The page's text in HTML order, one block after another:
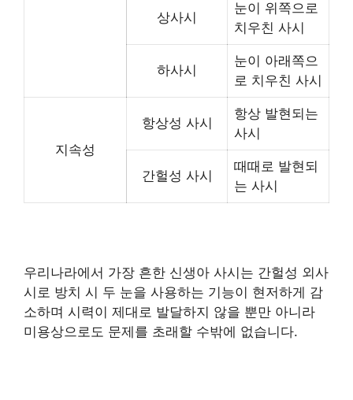
상사시
눈이 위쪽으로
치우친 사시
하사시
눈이 아래쪽으
로 치우친 사시
지속성
항상성 사시
항상 발현되는
사시
간헐성 사시
때때로 발현되
는 사시
우리나라에서 가장 흔한 신생아 사시는 간헐성 외사
시로 방치 시 두 눈을 사용하는 기능이 현저하게 감
소하며 시력이 제대로 발달하지 않을 뿐만 아니라
미용상으로도 문제를 초래할 수밖에 없습니다.